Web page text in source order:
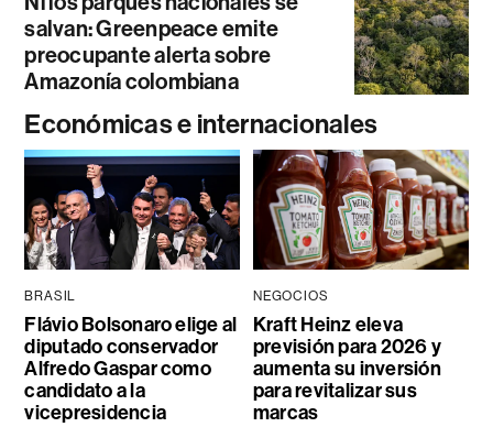
salvan: Greenpeace emite
preocupante alerta sobre
Amazonía colombiana
Económicas e internacionales
BRASIL
Flávio Bolsonaro elige al
diputado conservador
Alfredo Gaspar como
candidato a la
vicepresidencia
NEGOCIOS
Kraft Heinz eleva
previsión para 2026 y
aumenta su inversión
para revitalizar sus
marcas